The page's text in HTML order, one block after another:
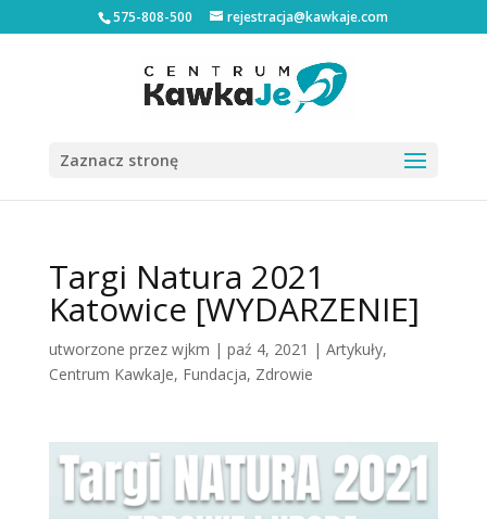
575-808-500 rejestracja@kawkaje.com
Zaznacz stronę
Targi Natura 2021
Katowice [WYDARZENIE]
utworzone przez wjkm | paź 4, 2021 | Artykuły,
Centrum KawkaJe, Fundacja, Zdrowie